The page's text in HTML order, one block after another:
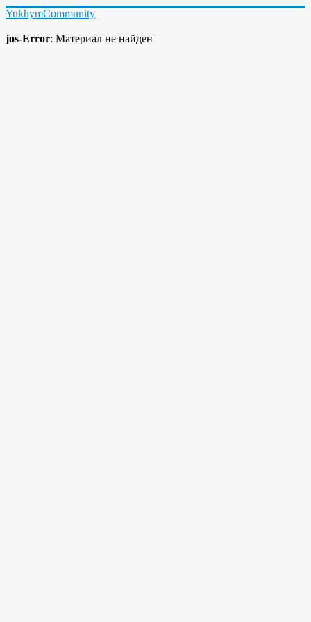
YukhymCommunity
jos-Error: Материал не найден